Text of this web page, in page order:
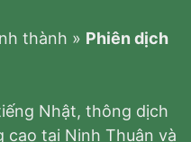
thành » Phiên dịch
Nhật, thông dịch
tại Ninh Thuận và